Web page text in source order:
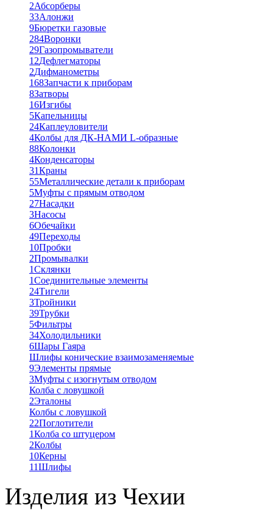
2Абсорберы
33Алонжи
9Бюретки газовые
284Воронки
29Газопромыватели
12Дефлегматоры
2Дифманометры
168Запчасти к приборам
8Затворы
16Изгибы
5Капельницы
24Каплеуловители
4Колбы для ДК-НАМИ L-образные
88Колонки
4Конденсаторы
31Краны
55Металлические детали к приборам
5Муфты с прямым отводом
27Насадки
3Насосы
6Обечайки
49Переходы
10Пробки
2Промывалки
1Склянки
1Соединительные элементы
24Тигели
3Тройники
39Трубки
5Фильтры
34Холодильники
6Шары Гаяра
Шлифы конические взаимозаменяемые
9Элементы прямые
3Муфты с изогнутым отводом
Колба с ловушкой
2Эталоны
Колбы с ловушкой
22Поглотители
1Колба со штуцером
2Колбы
10Керны
11Шлифы
Изделия из Чехии